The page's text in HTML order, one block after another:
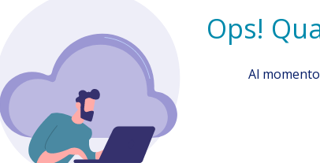
Ops!
Al